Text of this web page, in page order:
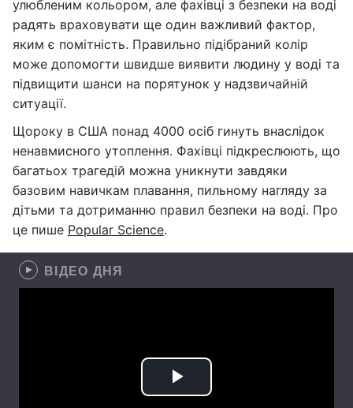
улюбленим кольором, але фахівці з безпеки на воді
радять враховувати ще один важливий фактор,
яким є помітність. Правильно підібраний колір
може допомогти швидше виявити людину у воді та
підвищити шанси на порятунок у надзвичайній
ситуації.
Щороку в США понад 4000 осіб гинуть внаслідок
ненавмисного утоплення. Фахівці підкреслюють, що
багатьох трагедій можна уникнути завдяки
базовим навичкам плавання, пильному нагляду за
дітьми та дотриманню правил безпеки на воді. Про
це пише Popular Science.
ВІДЕО ДНЯ